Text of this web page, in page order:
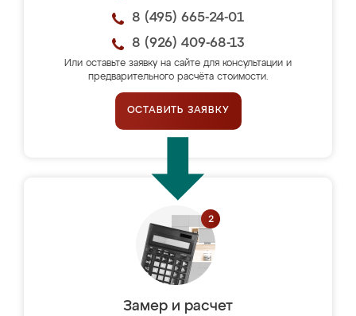
8 (495) 665-24-01
8 (926) 409-68-13
Или оставьте заявку на сайте для консультации и
предварительного расчёта стоимости.
ОСТАВИТЬ ЗАЯВКУ
Замер и расчет